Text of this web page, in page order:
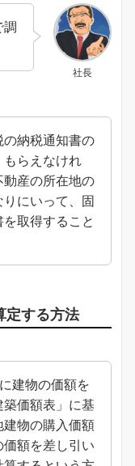
社長
調
納税通知書の
もらえなけれ
産の所在地の
にいって、固
取得すること
定する方法
建物の価額を
築価額表」に基
物の購入価額
額を差し引い